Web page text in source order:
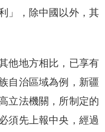
」，除中國以外，其
他地方相比，已享有
自治區域為例，新疆
立法機關，所制定的
須先上報中央，經過